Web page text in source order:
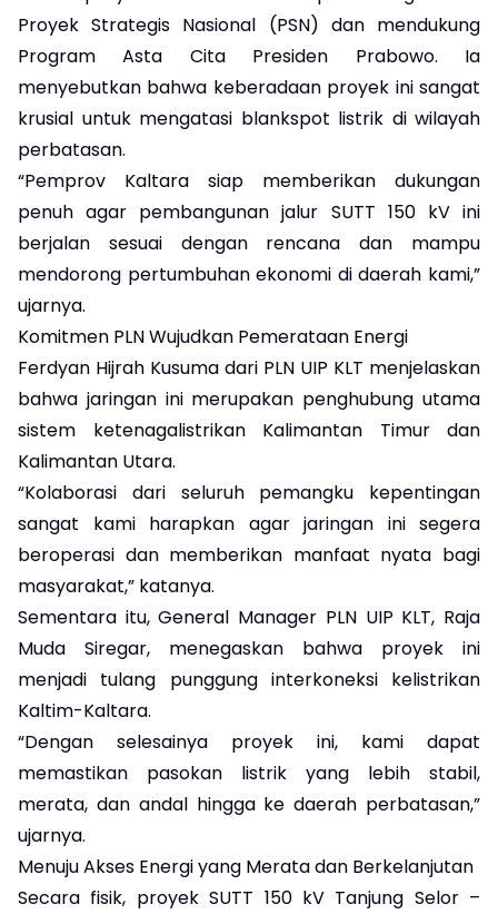
Proyek Strategis Nasional (PSN) dan mendukung
Program Asta Cita Presiden Prabowo. Ia
menyebutkan bahwa keberadaan proyek ini sangat
krusial untuk mengatasi blankspot listrik di wilayah
perbatasan.
“Pemprov Kaltara siap memberikan dukungan
penuh agar pembangunan jalur SUTT 150 kV ini
berjalan sesuai dengan rencana dan mampu
mendorong pertumbuhan ekonomi di daerah kami,”
ujarnya.
Komitmen PLN Wujudkan Pemerataan Energi
Ferdyan Hijrah Kusuma dari PLN UIP KLT menjelaskan
bahwa jaringan ini merupakan penghubung utama
sistem ketenagalistrikan Kalimantan Timur dan
Kalimantan Utara.
“Kolaborasi dari seluruh pemangku kepentingan
sangat kami harapkan agar jaringan ini segera
beroperasi dan memberikan manfaat nyata bagi
masyarakat,” katanya.
Sementara itu, General Manager PLN UIP KLT, Raja
Muda Siregar, menegaskan bahwa proyek ini
menjadi tulang punggung interkoneksi kelistrikan
Kaltim-Kaltara.
“Dengan selesainya proyek ini, kami dapat
memastikan pasokan listrik yang lebih stabil,
merata, dan andal hingga ke daerah perbatasan,”
ujarnya.
Menuju Akses Energi yang Merata dan Berkelanjutan
Secara fisik, proyek SUTT 150 kV Tanjung Selor –